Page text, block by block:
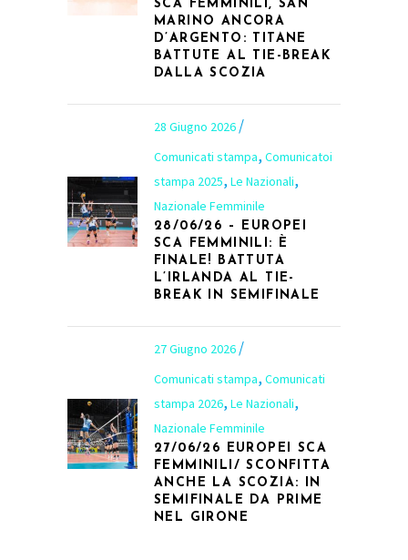
SCA FEMMINILI, SAN
MARINO ANCORA
D’ARGENTO: TITANE
BATTUTE AL TIE-BREAK
DALLA SCOZIA
28 Giugno 2026
Comunicati stampa, Comunicatoi
stampa 2025, Le Nazionali,
Nazionale Femminile
28/06/26 – EUROPEI
SCA FEMMINILI: È
FINALE! BATTUTA
L’IRLANDA AL TIE-
BREAK IN SEMIFINALE
27 Giugno 2026
Comunicati stampa, Comunicati
stampa 2026, Le Nazionali,
Nazionale Femminile
27/06/26 EUROPEI SCA
FEMMINILI/ SCONFITTA
ANCHE LA SCOZIA: IN
SEMIFINALE DA PRIME
NEL GIRONE